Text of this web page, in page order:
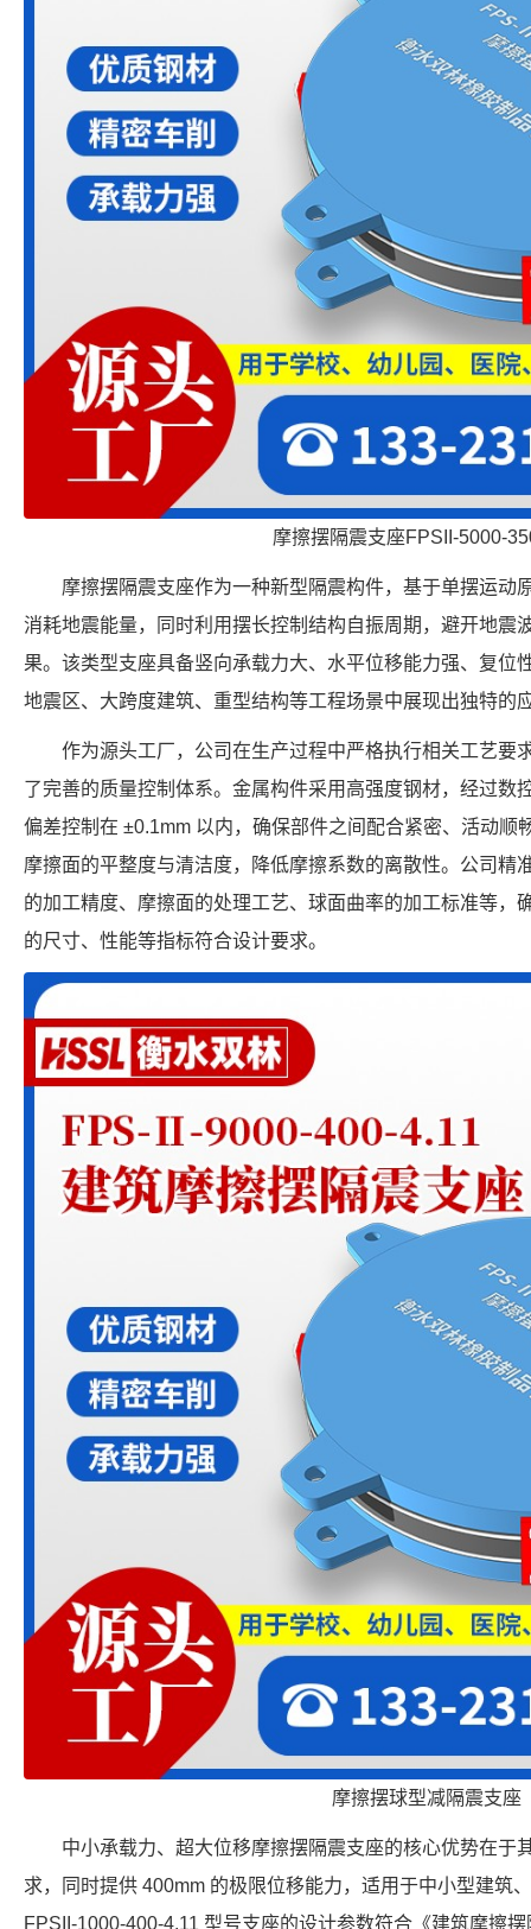
摩擦摆隔震支座FPSII-5000-
摩擦摆隔震支座作为一种新型隔震构件，基于单摆运动
消耗地震能量，同时利用摆长控制结构自振周期，避开地震
果。该类型支座具备竖向承载力大、水平位移能力强、复位
地震区、大跨度建筑、重型结构等工程场景中展现出独特的
作为源头工厂，公司在生产过程中严格执行相关工艺要
了完善的质量控制体系。金属构件采用高强度钢材，经过数
偏差控制在 ±0.1mm 以内，确保部件之间配合紧密、活动顺
摩擦面的平整度与清洁度，降低摩擦系数的离散性。公司精
的加工精度、摩擦面的处理工艺、球面曲率的加工标准等，
的尺寸、性能等指标符合设计要求。
摩擦摆球型减隔震支座
中小承载力、超大位移摩擦摆隔震支座的核心优势在于
求，同时提供 400mm 的极限位移能力，适用于中小型建筑
FPSII-1000-400-4.11 型号支座的设计参数符合《建筑摩擦